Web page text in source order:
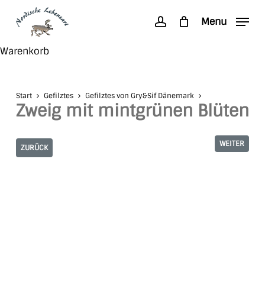
content
accountMenu
WarenkorbClose
Start Gefilztes Gefilztes von Gry&Sif Dänemark
Zweig mit mintgrünen Blüten
ZURÜCK WEITER